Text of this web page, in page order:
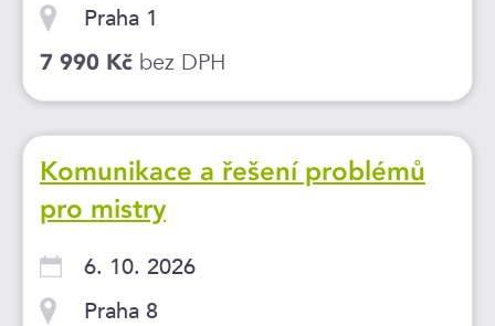
Praha 1
7 990 Kč bez DPH
Komunikace a řešení problémů
pro mistry
6. 10. 2026
Praha 8